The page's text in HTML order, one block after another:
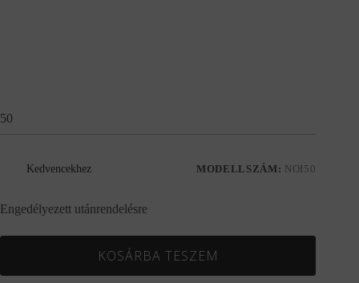
50
MODELLSZÁM: NOI50
Kedvencekhez
Engedélyezett utánrendelésre
KOSÁRBA TESZEM